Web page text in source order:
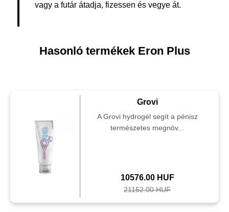
vagy a futár átadja, fizessen és vegye át.
Hasonló termékek Eron Plus
Grovi
A Grovi hydrogél segít a pénisz
természetes megnöv...
10576.00 HUF
21152.00 HUF